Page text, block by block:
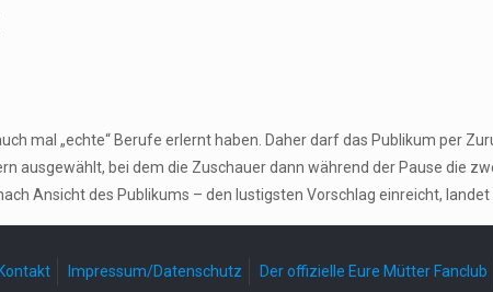
mal „echte“ Berufe erlernt haben. Daher darf das Publikum per
ausgewählt, bei dem die Zuschauer dann während der Pause die
Ansicht des Publikums – den lustigsten Vorschlag einreicht,
Kontakt Impressum/Datenschutz Der offizielle Eure Mütter Fanclub